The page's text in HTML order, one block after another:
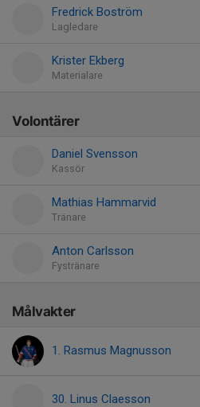
Fredrick Boström
Lagledare
Krister Ekberg
Materialare
Volontärer
Daniel Svensson
Kassör
Mathias Hammarvid
Tränare
Anton Carlsson
Fystränare
Målvakter
1. Rasmus Magnusson
30. Linus Claesson